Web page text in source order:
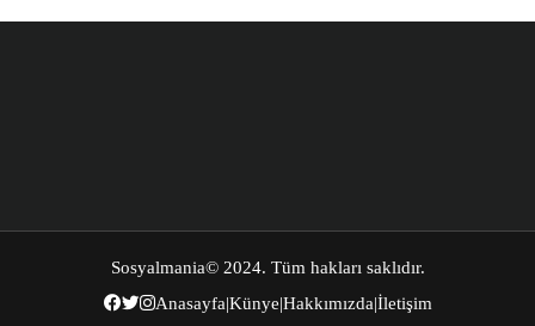
Sosyalmania© 2024. Tüm hakları saklıdır.
Anasayfa|Künye|Hakkımızda|İletişim